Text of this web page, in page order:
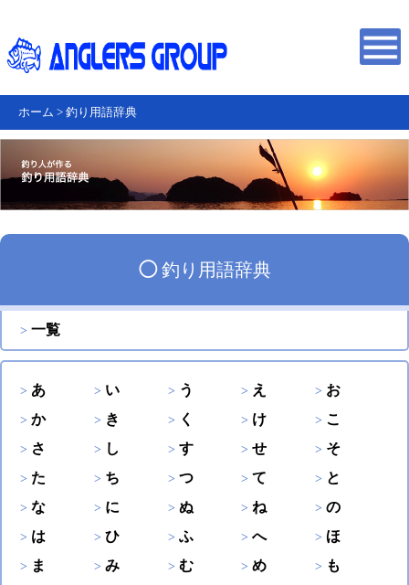
ホーム > 釣り用語辞典
◯釣り用語辞典
一覧
あ い う え
お
か
き く け
こ
さ
し す せ
そ
た
ち つ て
と
な
に ぬ ね
の
は
ひ ふ へ
ほ
ま
み む め
も